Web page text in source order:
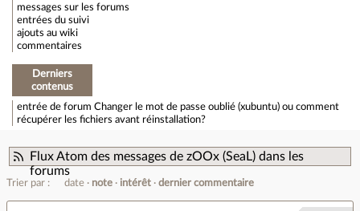
messages sur les forums
entrées du suivi
ajouts au wiki
commentaires
Derniers
contenus
entrée de forum Changer le mot de passe oublié (xubuntu) ou comment
récupérer les fichiers avant réinstallation?
Flux Atom des messages de zOOx (SeaL) dans les
forums
Trier par : date note intérêt dernier commentaire